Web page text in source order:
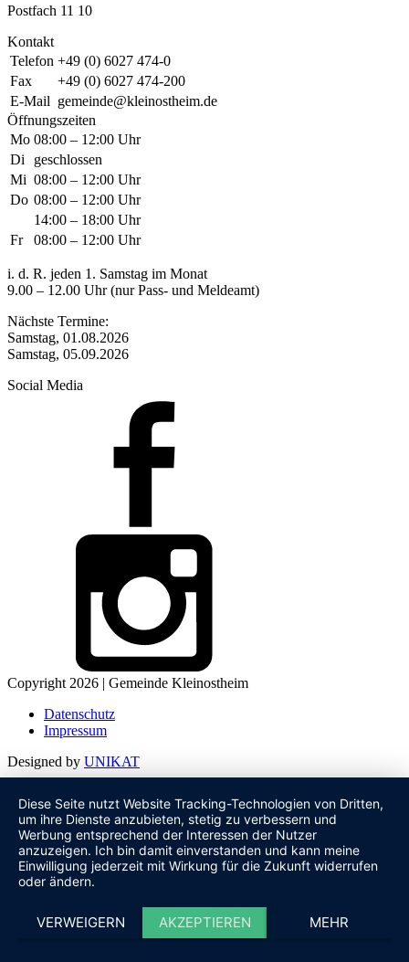
Postfach 11 10
Kontakt
Telefon +49 (0) 6027 474-0
Fax
+49 (0) 6027 474-200
E-Mail gemeinde@kleinostheim.de
Öffnungszeiten
Mo 08:00 – 12:00 Uhr
Di
geschlossen
Mi 08:00 – 12:00 Uhr
Do 08:00 – 12:00 Uhr
14:00 – 18:00 Uhr
Fr
08:00 – 12:00 Uhr
i. d. R. jeden 1. Samstag im Monat
9.00 – 12.00 Uhr (nur Pass- und Meldeamt)
Nächste Termine:
Samstag, 01.08.2026
Samstag, 05.09.2026
Social Media
Copyright 2026 | Gemeinde Kleinostheim
Datenschutz
Impressum
Designed by UNIKAT
Diese Seite nutzt Website Tracking-Technologien von Dritten,
um ihre Dienste anzubieten, stetig zu verbessern und
Werbung entsprechend der Interessen der Nutzer
anzuzeigen. Ich bin damit einverstanden und kann meine
Einwilligung jederzeit mit Wirkung für die Zukunft widerrufen
oder ändern.
VERWEIGERN AKZEPTIEREN MEHR